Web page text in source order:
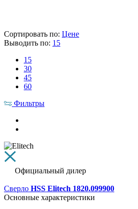
Сортировать по: Цене
Выводить по: 15
15
30
45
60
Фильтры
Официальный дилер
Сверло HSS Elitech 1820.099900
Основные характеристики